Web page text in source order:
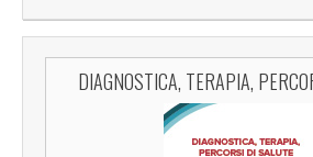
DIAGNOSTICA, TERAPIA,